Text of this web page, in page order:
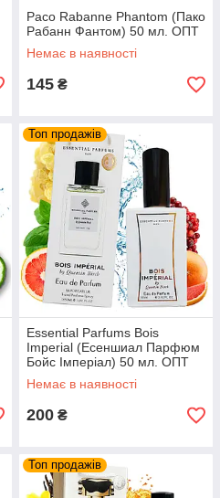
Paco Rabanne Phantom (Пако
Рабанн Фантом) 50 мл. ОПТ
Немає в наявності
145 ₴
Топ продажів
Essential Parfums Bois
Imperial (Есеншиал Парфюм
Бойс Імперіал) 50 мл. ОПТ
Немає в наявності
200 ₴
Топ продажів